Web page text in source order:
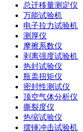
总迁移量测定仪
万能试验机
电子拉力试验机
测厚仪
摩擦系数仪
剥离强度试验机
热封试验仪
瓶盖扭矩仪
密封性测试仪
顶空气体分析仪
撕裂度仪
热缩试验仪
摆锤冲击试验机